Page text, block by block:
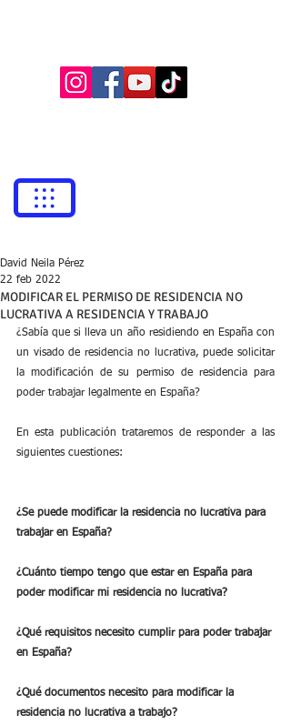
MODIFICAR EL PERMISO DE RESIDENCIA NO
LUCRATIVA A RESIDENCIA Y TRABAJO
David Neila Pérez
22 feb 2022
¿Sabía que si lleva un año residiendo en España con
un visado de residencia no lucrativa, puede solicitar
la modificación de su permiso de residencia para
poder trabajar legalmente en España?
En esta publicación trataremos de responder a las
siguientes cuestiones:
¿Se puede modificar la residencia no lucrativa para
trabajar en España?
¿Cuánto tiempo tengo que estar en España para
poder modificar mi residencia no lucrativa?
¿Qué requisitos necesito cumplir para poder trabajar
en España?
¿Qué documentos necesito para modificar la
residencia no lucrativa a trabajo?